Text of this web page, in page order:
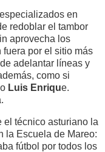
en
redoblar el tambor
aprovecha los
por el sitio más
adelantar líneas y
como si
Luis Enrique.
el técnico asturiano la
la Escuela de Mareo:
fútbol por todos los